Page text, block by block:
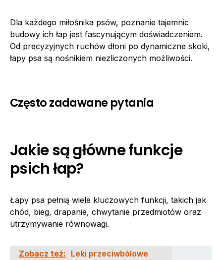
Dla każdego miłośnika psów, poznanie tajemnic
budowy ich łap jest fascynującym doświadczeniem.
Od precyzyjnych ruchów dłoni po dynamiczne skoki,
łapy psa są nośnikiem niezliczonych możliwości.
Często zadawane pytania
Jakie są główne funkcje
psich łap?
Łapy psa pełnią wiele kluczowych funkcji, takich jak
chód, bieg, drapanie, chwytanie przedmiotów oraz
utrzymywanie równowagi.
Zobacz też: Leki przeciwbólowe